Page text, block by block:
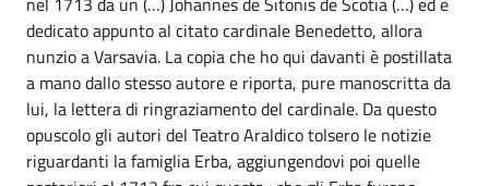
dedicato appunto al citato cardinale Benedetto, allora
nunzio a Varsavia. La copia che ho qui davanti è postillata
a mano dallo stesso autore e riporta, pure manoscritta da
lui, la lettera di ringraziamento del cardinale. Da questo
opuscolo gli autori del Teatro Araldico tolsero le notizie
riguardanti la famiglia Erba, aggiungendovi poi quelle